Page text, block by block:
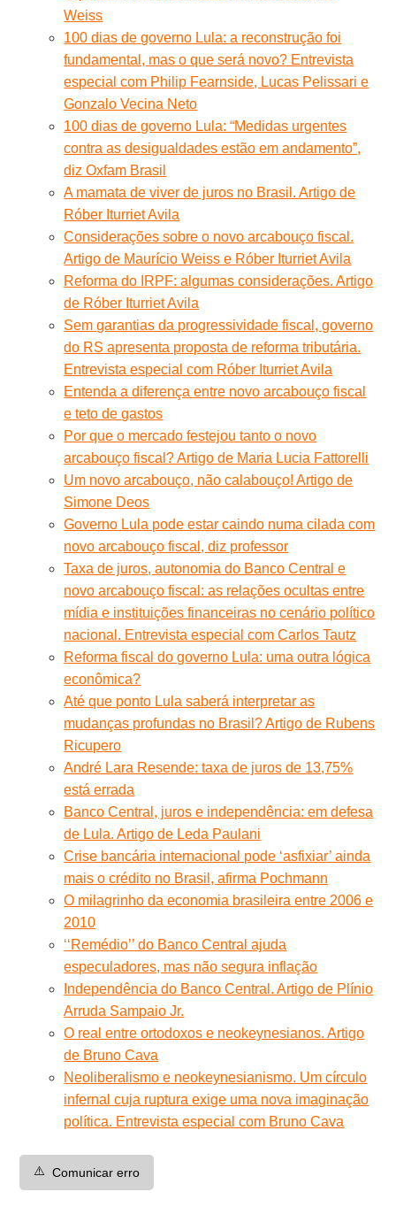
Weiss
100 dias de governo Lula: a reconstrução foi
fundamental, mas o que será novo? Entrevista
especial com Philip Fearnside, Lucas Pelissari e
Gonzalo Vecina Neto
100 dias de governo Lula: “Medidas urgentes
contra as desigualdades estão em andamento”,
diz Oxfam Brasil
A mamata de viver de juros no Brasil. Artigo de
Róber Iturriet Avila
Considerações sobre o novo arcabouço fiscal.
Artigo de Maurício Weiss e Róber Iturriet Avila
Reforma do IRPF: algumas considerações. Artigo
de Róber Iturriet Avila
Sem garantias da progressividade fiscal, governo
do RS apresenta proposta de reforma tributária.
Entrevista especial com Róber Iturriet Avila
Entenda a diferença entre novo arcabouço fiscal
e teto de gastos
Por que o mercado festejou tanto o novo
arcabouço fiscal? Artigo de Maria Lucia Fattorelli
Um novo arcabouço, não calabouço! Artigo de
Simone Deos
Governo Lula pode estar caindo numa cilada com
novo arcabouço fiscal, diz professor
Taxa de juros, autonomia do Banco Central e
novo arcabouço fiscal: as relações ocultas entre
mídia e instituições financeiras no cenário político
nacional. Entrevista especial com Carlos Tautz
Reforma fiscal do governo Lula: uma outra lógica
econômica?
Até que ponto Lula saberá interpretar as
mudanças profundas no Brasil? Artigo de Rubens
Ricupero
André Lara Resende: taxa de juros de 13,75%
está errada
Banco Central, juros e independência: em defesa
de Lula. Artigo de Leda Paulani
Crise bancária internacional pode ‘asfixiar’ ainda
mais o crédito no Brasil, afirma Pochmann
O milagrinho da economia brasileira entre 2006 e
2010
‘‘Remédio’’ do Banco Central ajuda
especuladores, mas não segura inflação
Independência do Banco Central. Artigo de Plínio
Arruda Sampaio Jr.
O real entre ortodoxos e neokeynesianos. Artigo
de Bruno Cava
Neoliberalismo e neokeynesianismo. Um círculo
infernal cuja ruptura exige uma nova imaginação
política. Entrevista especial com Bruno Cava
⚠️ Comunicar erro